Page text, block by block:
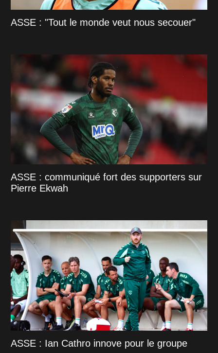
ASSE : "Tout le monde veut nous secouer"
ASSE : communiqué fort des supporters sur
Pierre Ekwah
ASSE : Ian Cathro innove pour le groupe